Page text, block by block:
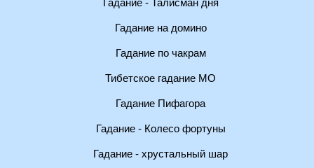
Гадание - Талисман дня
Гадание на домино
Гадание по чакрам
Тибетское гадание МО
Гадание Пифагора
Гадание - Колесо фортуны
Гадание - хрустальный шар